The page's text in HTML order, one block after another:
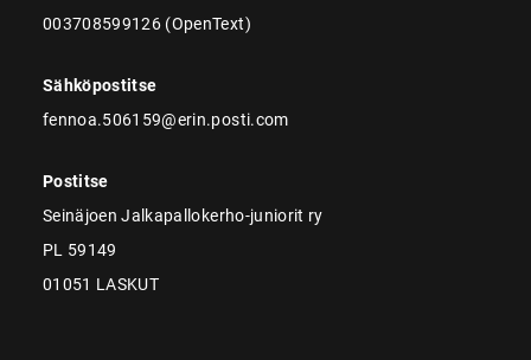
003708599126 (OpenText)
Sähköpostitse
fennoa.506159@erin.posti.com
Postitse
Seinäjoen Jalkapallokerho-juniorit ry
PL 59149
01051 LASKUT